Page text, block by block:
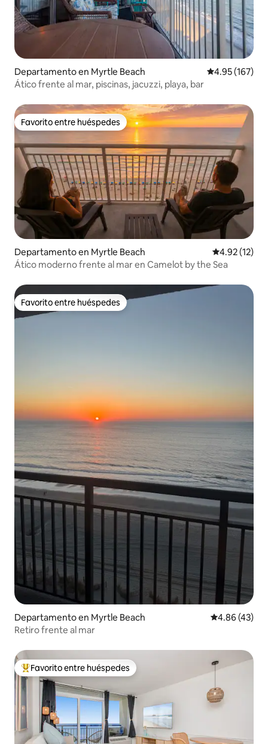
Departamento en Myrtle Beach Calificación
4.95 (167)
Ático frente al mar, piscinas, jacuzzi, playa, bar
Favorito entre huéspedes
Favorito entre huéspedes
Departamento en Myrtle Beach Calificación
4.92 (12)
Ático moderno frente al mar en Camelot by the Sea
Favorito entre huéspedes
Favorito entre huéspedes
Departamento en Myrtle Beach Calificación
4.86 (43)
Retiro frente al mar
De los mejores en Favorito entre huéspedes
Favorito entre huéspedes